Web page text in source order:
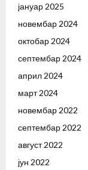
јануар 2025
новембар 2024
октобар 2024
септембар 2024
април 2024
март 2024
новембар 2022
септембар 2022
август 2022
јун 2022